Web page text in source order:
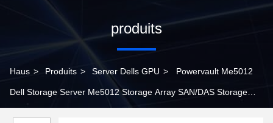
produits
Haus > Produits > Server Dells GPU > Powervault Me5012
Dell Storage Server Me5012 Storage Array SAN/DAS Storage